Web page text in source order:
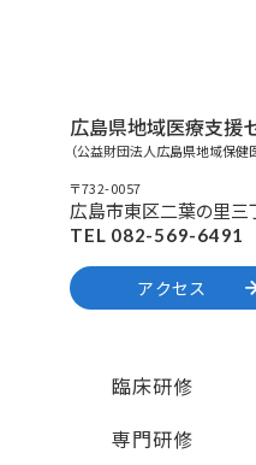
広島県地域医療支援
（公益財団法人広島県地域保健
〒732-0057
広島市東区二葉の里
TEL 082-569-6491
アクセス
臨床研修
専門研修